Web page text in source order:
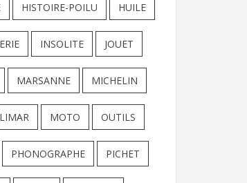
HISTOIRE-POILU HUILE
INSOLITE JOUET
MARSANNE MICHELIN
MOTO OUTILS
PHONOGRAPHE PICHET